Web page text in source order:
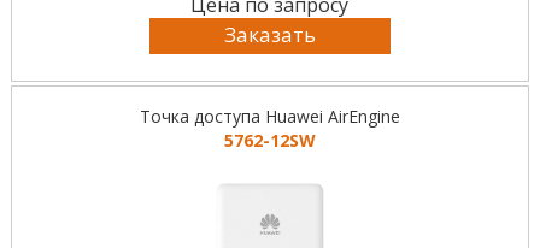
Заказать
Точка доступа Huawei AirEngine
5762-12SW